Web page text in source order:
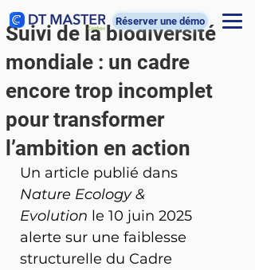
Réserver une démo
Suivi de la biodiversité
mondiale : un cadre
encore trop incomplet
pour transformer
l’ambition en action
Un article publié dans
Nature Ecology &
Evolution le 10 juin 2025
alerte sur une faiblesse
structurelle du Cadre